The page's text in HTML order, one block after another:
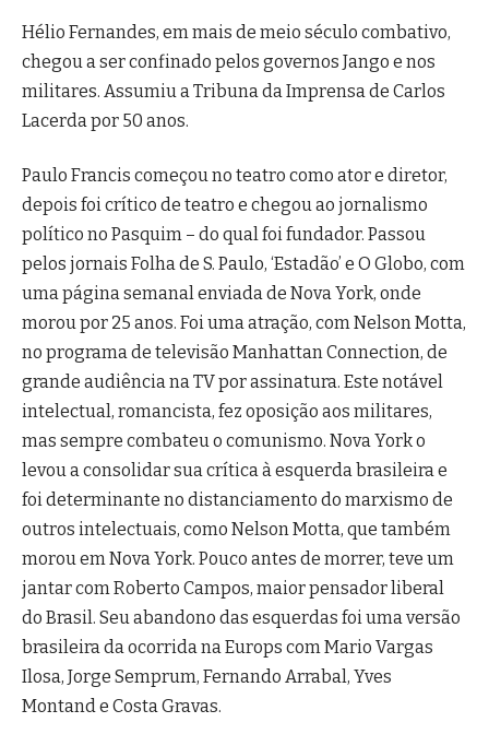
Hélio Fernandes, em mais de meio século combativo,
chegou a ser confinado pelos governos Jango e nos
militares. Assumiu a Tribuna da Imprensa de Carlos
Lacerda por 50 anos.
Paulo Francis começou no teatro como ator e diretor,
depois foi crítico de teatro e chegou ao jornalismo
político no Pasquim – do qual foi fundador. Passou
pelos jornais Folha de S. Paulo, ‘Estadão’ e O Globo, com
uma página semanal enviada de Nova York, onde
morou por 25 anos. Foi uma atração, com Nelson Motta,
no programa de televisão Manhattan Connection, de
grande audiência na TV por assinatura. Este notável
intelectual, romancista, fez oposição aos militares,
mas sempre combateu o comunismo. Nova York o
levou a consolidar sua crítica à esquerda brasileira e
foi determinante no distanciamento do marxismo de
outros intelectuais, como Nelson Motta, que também
morou em Nova York. Pouco antes de morrer, teve um
jantar com Roberto Campos, maior pensador liberal
do Brasil. Seu abandono das esquerdas foi uma versão
brasileira da ocorrida na Europs com Mario Vargas
Ilosa, Jorge Semprum, Fernando Arrabal, Yves
Montand e Costa Gravas.